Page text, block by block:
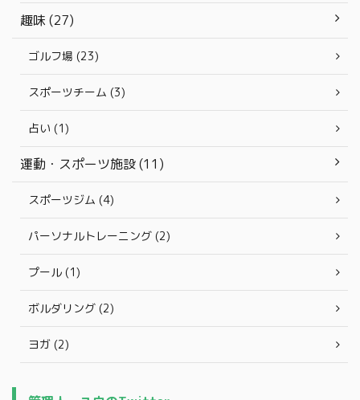
趣味 (27)
ゴルフ場 (23)
スポーツチーム (3)
占い (1)
運動・スポーツ施設 (11)
スポーツジム (4)
パーソナルトレーニング (2)
プール (1)
ボルダリング (2)
ヨガ (2)